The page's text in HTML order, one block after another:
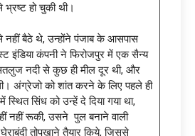
हो चुकी थी।
नहीं बैठे थे, उन्होंने पंजाब के आसपास
इंडिया कंपनी ने फिरोजपुर में एक सैन्य
सतलुज नदी से कुछ ही मील दूर थी, और
अंग्रेजो को शांत करने के लिए पहले ही
स्थित सिंध को उन्हें दे दिया गया था,
नहीं रूकी, उसने पुल बनाने वाली
तोपखाने तैयार किये, जिससे